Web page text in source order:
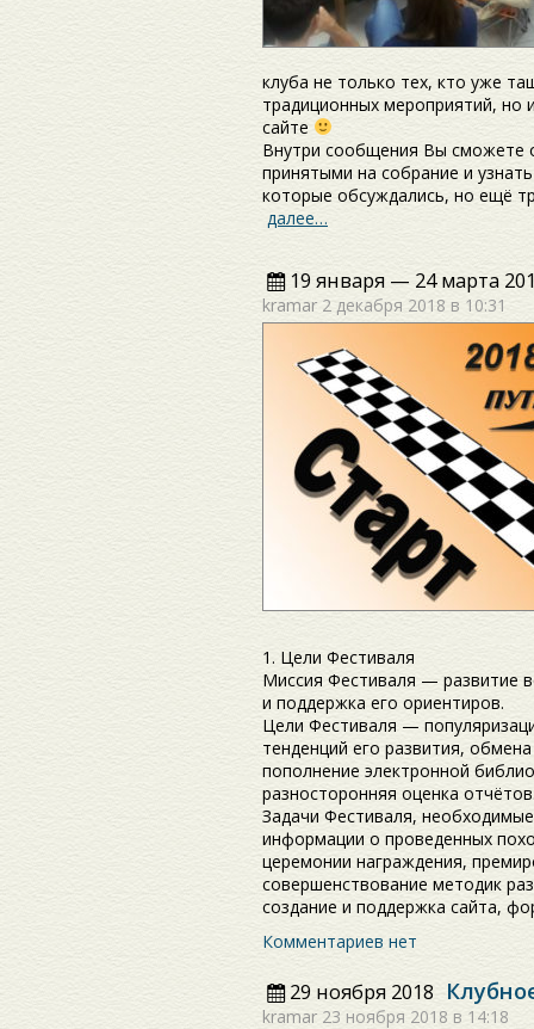
клуба не только тех, кто уже
традиционных мероприятий, но
сайте
Внутри сообщения Вы сможете
принятыми на собрание и
которые обсуждались, но ещё
далее…
19 января — 24 марта
kramar 2 декабря 2018 в 10:31
1. Цели Фестиваля
Миссия Фестиваля — развитие
и поддержка его ориентиров.
Цели Фестиваля —
тенденций его развития,
пополнение электронной
разносторонняя оценка
Задачи Фестиваля,
информации о проведенных
церемонии награждения,
совершенствование методик
создание и поддержка сайта,
Комментариев нет
29 ноября 2018
kramar 23 ноября 2018 в 14:18